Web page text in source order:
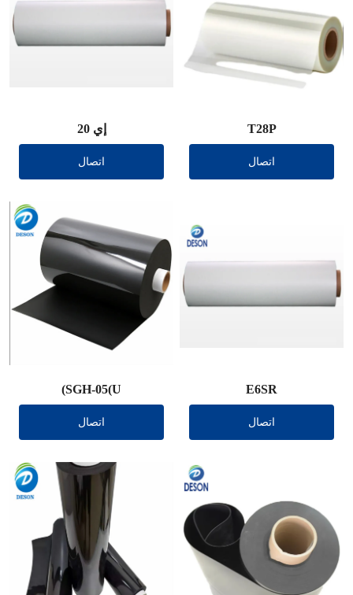
T28P
اتصال
إي 20
اتصال
E6SR
اتصال
SGH-05(U)
اتصال